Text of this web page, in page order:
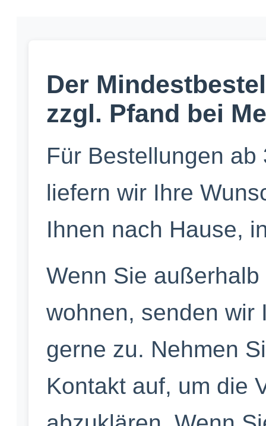
Der
zzgl. Pfand bei
Für Bestellungen
liefern wir Ihre
Ihnen nach Hause,
Wenn Sie
wohnen, senden wir
gerne zu. Nehmen
Kontakt auf, um die